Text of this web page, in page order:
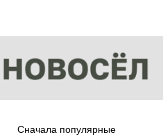
Сначала популярные